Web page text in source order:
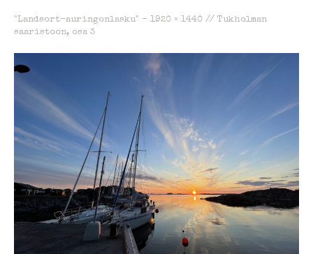
"Landsort-auringonlasku" - 1920 × 1440 // Tukholman
saaristoon, osa 3